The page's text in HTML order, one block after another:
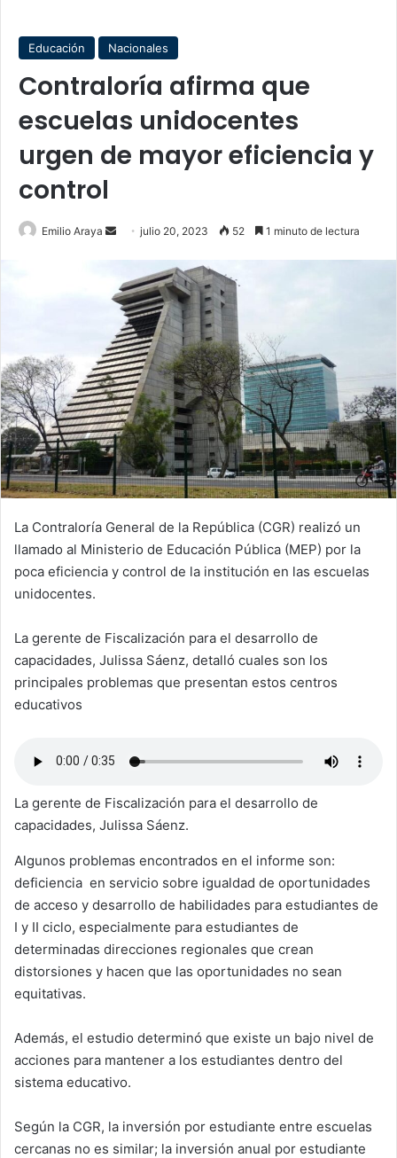
Educación Nacionales
Contraloría afirma que
escuelas unidocentes
urgen de mayor eficiencia y
control
Emilio Araya
Sendjulio 20, 2023 52 1 minuto de lectura
La Contraloría General de la República (CGR) realizó un
llamado al Ministerio de Educación Pública (MEP) por la
poca eficiencia y control de la institución en las escuelas
unidocentes.
La gerente de Fiscalización para el desarrollo de
capacidades, Julissa Sáenz, detalló cuales son los
principales problemas que presentan estos centros
educativos
La gerente de Fiscalización para el desarrollo de
capacidades, Julissa Sáenz.
Algunos problemas encontrados en el informe son:
deficiencia en servicio sobre igualdad de oportunidades
de acceso y desarrollo de habilidades para estudiantes de
I y II ciclo, especialmente para estudiantes de
determinadas direcciones regionales que crean
distorsiones y hacen que las oportunidades no sean
equitativas.
Además, el estudio determinó que existe un bajo nivel de
acciones para mantener a los estudiantes dentro del
sistema educativo.
Según la CGR, la inversión por estudiante entre escuelas
cercanas no es similar; la inversión anual por estudiante